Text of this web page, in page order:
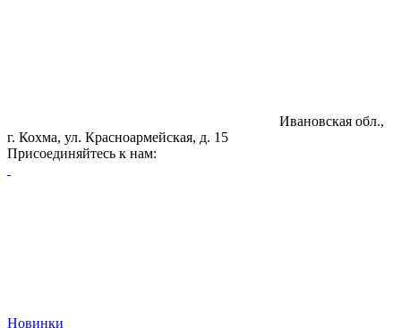
Ивановская обл.,
г. Кохма, ул. Красноармейская, д. 15
Присоединяйтесь к нам:
Новинки